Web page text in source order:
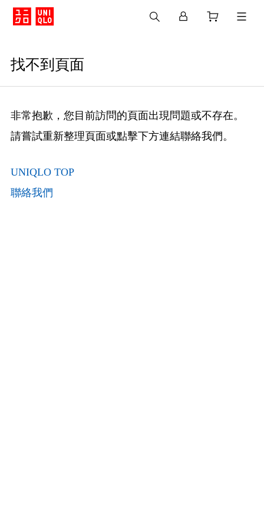
找不到頁面
非常抱歉，您目前訪問的頁面出現問題或不存在。
請嘗試重新整理頁面或點擊下方連結聯絡我們。
UNIQLO TOP
聯絡我們